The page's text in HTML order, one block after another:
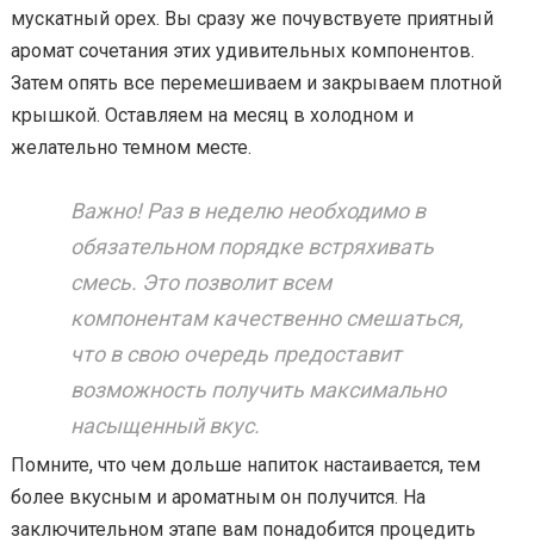
мускатный орех. Вы сразу же почувствуете приятный
аромат сочетания этих удивительных компонентов.
Затем опять все перемешиваем и закрываем плотной
крышкой. Оставляем на месяц в холодном и
желательно темном месте.
Важно! Раз в неделю необходимо в
обязательном порядке встряхивать
смесь. Это позволит всем
компонентам качественно смешаться,
что в свою очередь предоставит
возможность получить максимально
насыщенный вкус.
Помните, что чем дольше напиток настаивается, тем
более вкусным и ароматным он получится. На
заключительном этапе вам понадобится процедить